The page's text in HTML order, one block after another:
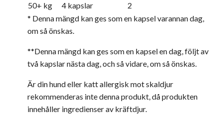
50+ kg 4 kapslar
2
* Denna mängd kan ges som en kapsel varannan dag,
om så önskas.
**Denna mängd kan ges som en kapsel en dag, följt av
två kapslar nästa dag, och så vidare, om så önskas.
Är din hund eller katt allergisk mot skaldjur
rekommenderas inte denna produkt, då produkten
innehåller ingredienser av kräftdjur.